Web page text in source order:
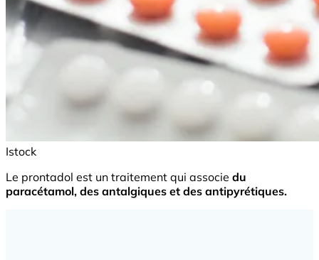
Istock
Le prontadol est un traitement qui associe du
paracétamol, des antalgiques et des antipyrétiques.